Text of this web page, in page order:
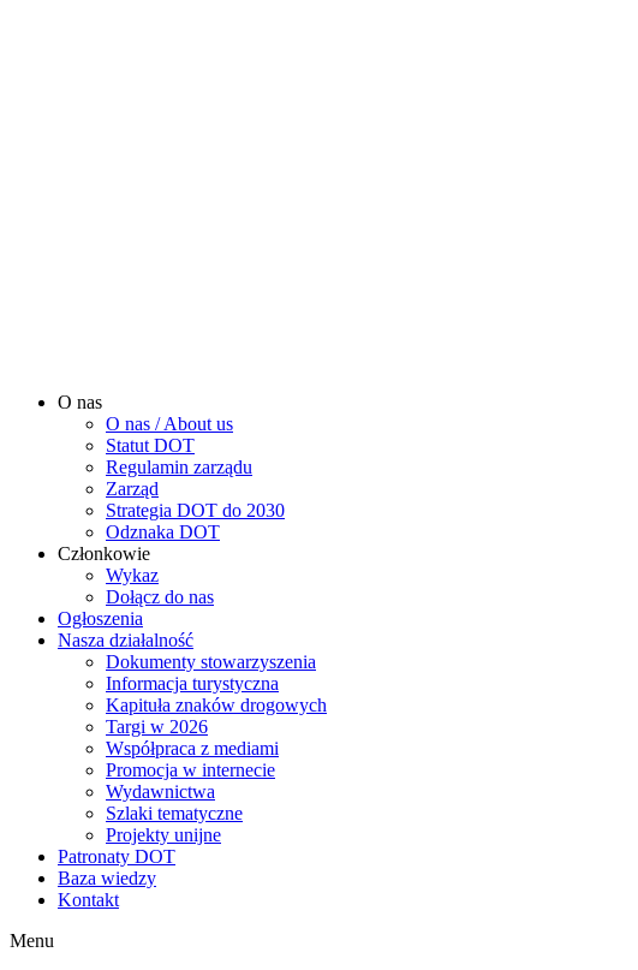
O nas
O nas / About us
Statut DOT
Regulamin zarządu
Zarząd
Strategia DOT do 2030
Odznaka DOT
Członkowie
Wykaz
Dołącz do nas
Ogłoszenia
Nasza działalność
Dokumenty stowarzyszenia
Informacja turystyczna
Kapituła znaków drogowych
Targi w 2026
Współpraca z mediami
Promocja w internecie
Wydawnictwa
Szlaki tematyczne
Projekty unijne
Patronaty DOT
Baza wiedzy
Kontakt
Menu